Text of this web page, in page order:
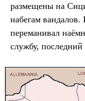
размещены на
набегам
переманивал
службу,